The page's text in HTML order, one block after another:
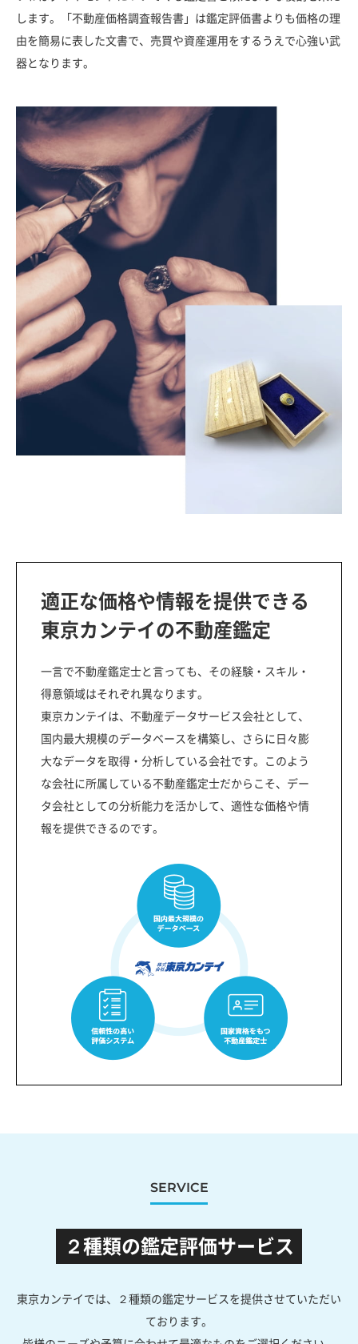
します。「不動産価格調査報告書」は鑑定評価書よりも価格の理
由を簡易に表した文書で、売買や資産運用をするうえで心強い武
器となります。
適正な価格や情報を提供できる
東京カンテイの不動産鑑定
一言で不動産鑑定士と言っても、その経験・スキル・
得意領域はそれぞれ異なります。
東京カンテイは、不動産データサービス会社として、
国内最大規模のデータベースを構築し、さらに日々膨
大なデータを取得・分析している会社です。このよう
な会社に所属している不動産鑑定士だからこそ、デー
タ会社としての分析能力を活かして、適性な価格や情
報を提供できるのです。
SERVICE
２種類の鑑定評価サービス
東京カンテイでは、２種類の鑑定サービスを提供させていただい
ております。